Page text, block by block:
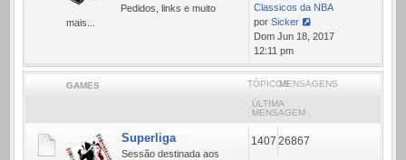
Pedidos, links e muito
mais...
Classicos da NBA
por Sicker
Ver
última
mensagem
Dom Jun 18, 2017
12:11 pm
GAMES TÓPICOSMENSAGENS
ÚLTIMA
MENSAGEM
Superliga
Sessão destinada aos
1407 26867